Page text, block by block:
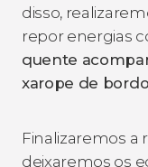
disso,
repor energias
quente
xarope de bordo
Finalizaremos a
deixaremos os